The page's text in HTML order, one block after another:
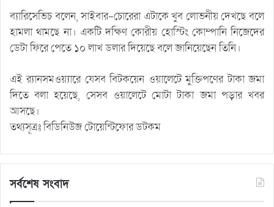
ব্যারিসেভিচ বলেন, সাইবার-চোরেরা এটাকে খুব লোভনীয় দেখছে বলে
হামলা থামছে না। একটি দক্ষিণ কোরীয় হোস্টিং কোম্পানি নিজেদের
ডেটা ফিরে পেতে ১০ লাখ ডলার দিয়েছে বলে জানিয়েছেন তিনি।
এই র‌্যানসমওয়্যারে যেসব বিটকয়েন ওয়ালেটে মুক্তিপণের টাকা জমা
দিতে বলা হয়েছে, সেসব ওয়ালেটে মোটা টাকা জমা পড়ার খবর
আসছে।
তথ্যসূত্রঃ বিডিনিউজ টোয়েন্টিফোর ডটকম
সর্বশেষ সংবাদ